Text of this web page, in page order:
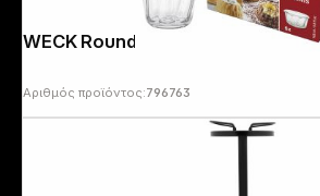
Αριθμός προϊόντος:796763